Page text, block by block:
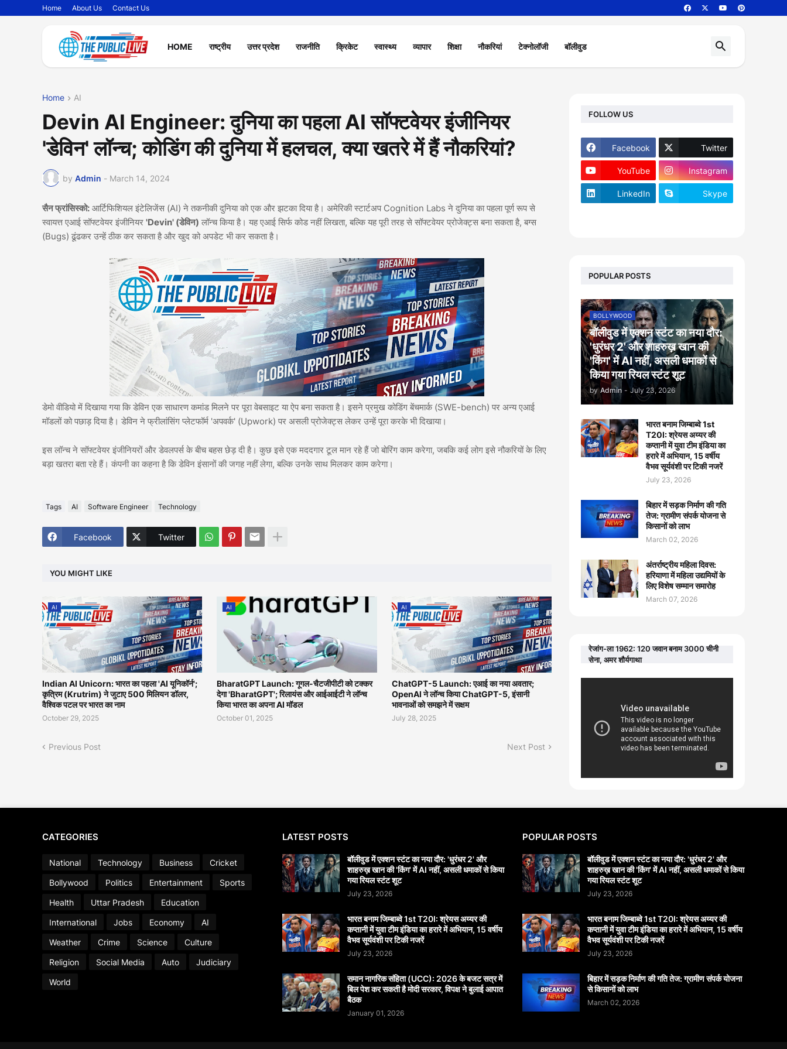
Home About Us Contact Us
HOME राष्ट्रीय उत्तर प्रदेश राजनीति क्रिकेट स्वास्थ्य व्यापार शिक्षा नौकरियां टेक्नोलॉजी बॉलीवुड
Home AI
Devin AI Engineer: दुनिया का पहला AI सॉफ्टवेयर इंजीनियर
'डेविन' लॉन्च; कोडिंग की दुनिया में हलचल, क्या खतरे में हैं नौकरियां?
by Admin - March 14, 2024
सैन फ्रांसिस्को: आर्टिफिशियल इंटेलिजेंस (AI) ने तकनीकी दुनिया को एक और झटका दिया है। अमेरिकी स्टार्टअप Cognition Labs ने दुनिया का पहला पूर्ण रूप से
स्वायत्त एआई सॉफ्टवेयर इंजीनियर 'Devin' (डेविन) लॉन्च किया है। यह एआई सिर्फ कोड नहीं लिखता, बल्कि यह पूरी तरह से सॉफ्टवेयर प्रोजेक्ट्स बना सकता है, बग्स
(Bugs) ढूंढकर उन्हें ठीक कर सकता है और खुद को अपडेट भी कर सकता है।
डेमो वीडियो में दिखाया गया कि डेविन एक साधारण कमांड मिलने पर पूरा वेबसाइट या ऐप बना सकता है। इसने प्रमुख कोडिंग बेंचमार्क (SWE-bench) पर अन्य एआई
मॉडलों को पछाड़ दिया है। डेविन ने फ्रीलांसिंग प्लेटफॉर्म 'अपवर्क' (Upwork) पर असली प्रोजेक्ट्स लेकर उन्हें पूरा करके भी दिखाया।
इस लॉन्च ने सॉफ्टवेयर इंजीनियरों और डेवलपर्स के बीच बहस छेड़ दी है। कुछ इसे एक मददगार टूल मान रहे हैं जो बोरिंग काम करेगा, जबकि कई लोग इसे नौकरियों के लिए
बड़ा खतरा बता रहे हैं। कंपनी का कहना है कि डेविन इंसानों की जगह नहीं लेगा, बल्कि उनके साथ मिलकर काम करेगा।
Tags AI Software Engineer Technology
Facebook Twitter
YOU MIGHT LIKE
AI
Indian AI Unicorn: भारत का पहला 'AI यूनिकॉर्न';
कृत्रिम (Krutrim) ने जुटाए 500 मिलियन डॉलर,
वैश्विक पटल पर भारत का नाम
October 29, 2025
AI
BharatGPT Launch: गूगल-चैटजीपीटी को टक्कर
देगा 'BharatGPT'; रिलायंस और आईआईटी ने लॉन्च
किया भारत का अपना AI मॉडल
October 01, 2025
AI
ChatGPT-5 Launch: एआई का नया अवतार;
OpenAI ने लॉन्च किया ChatGPT-5, इंसानी
भावनाओं को समझने में सक्षम
July 28, 2025
Previous Post Next Post
FOLLOW US
Facebook Twitter
YouTube Instagram
LinkedIn Skype
POPULAR POSTS
BOLLYWOOD
बॉलीवुड में एक्शन स्टंट का नया दौर:
'धुरंधर 2' और शाहरुख़ खान की
'किंग' में AI नहीं, असली धमाकों से
किया गया रियल स्टंट शूट
by Admin - July 23, 2026
भारत बनाम जिम्बाब्वे 1st
T20I: श्रेयस अय्यर की
कप्तानी में युवा टीम इंडिया का
हरारे में अभियान, 15 वर्षीय
वैभव सूर्यवंशी पर टिकी नजरें
July 23, 2026
बिहार में सड़क निर्माण की गति
तेज: ग्रामीण संपर्क योजना से
किसानों को लाभ
March 02, 2026
अंतर्राष्ट्रीय महिला दिवस:
हरियाणा में महिला उद्यमियों के
लिए विशेष सम्मान समारोह
March 07, 2026
रेजांग-ला 1962: 120 जवान बनाम 3000 चीनी
सेना, अमर शौर्यगाथा
CATEGORIES
National Technology Business
Cricket
Bollywood
Politics Entertainment
Sports
Health
Uttar Pradesh
Education
International
Jobs Economy
AI
Weather
Crime Science
Culture
Religion
Social Media Auto
Judiciary
World
LATEST POSTS
बॉलीवुड में एक्शन स्टंट का नया दौर: 'धुरंधर 2' और
शाहरुख़ खान की 'किंग' में AI नहीं, असली धमाकों से किया
गया रियल स्टंट शूट
July 23, 2026
भारत बनाम जिम्बाब्वे 1st T20I: श्रेयस अय्यर की
कप्तानी में युवा टीम इंडिया का हरारे में अभियान, 15 वर्षीय
वैभव सूर्यवंशी पर टिकी नजरें
July 23, 2026
समान नागरिक संहिता (UCC): 2026 के बजट सत्र में
बिल पेश कर सकती है मोदी सरकार, विपक्ष ने बुलाई आपात
बैठक
January 01, 2026
POPULAR POSTS
बॉलीवुड में एक्शन स्टंट का नया दौर: 'धुरंधर 2' और
शाहरुख़ खान की 'किंग' में AI नहीं, असली धमाकों से किया
गया रियल स्टंट शूट
July 23, 2026
भारत बनाम जिम्बाब्वे 1st T20I: श्रेयस अय्यर की
कप्तानी में युवा टीम इंडिया का हरारे में अभियान, 15 वर्षीय
वैभव सूर्यवंशी पर टिकी नजरें
July 23, 2026
बिहार में सड़क निर्माण की गति तेज: ग्रामीण संपर्क योजना
से किसानों को लाभ
March 02, 2026